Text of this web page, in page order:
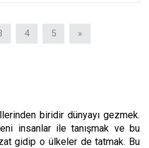
4 5 »
biridir dünyayı gezmek.
insanlar ile tanışmak ve bu
gidip o ülkeler de tatmak. Bu